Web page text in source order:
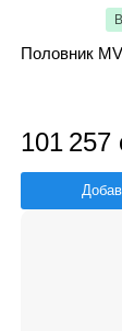
Половник
101 257